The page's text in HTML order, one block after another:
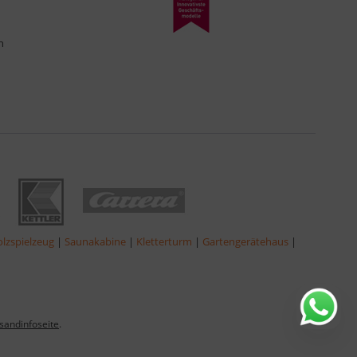
| Saunakabine | Kletterturm | Gartengerätehaus |
.